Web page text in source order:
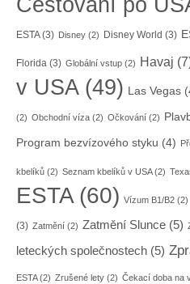
ESTA(3) Disney (2) Disney World (3)
Florida (3) Globální vstup (2) Havaj
v USA(49) Las Vegas
(2) Obchodní víza (2) Očkování (2)
Program bezvízového styku (4)
kbelíků (2) Seznam kbelíků v USA(2)
ESTA(60) Vízum B1/B2 (2)
(3) Zatmění (2) Zatmění Slunce (5)
leteckých společnostech (5)
ESTA(2) Zrušené lety (2) Čekací doba na